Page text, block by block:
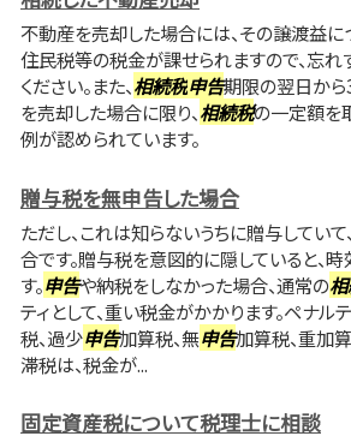
不動産を売却した場合には、その譲渡益
住民税等の税金が課せられますので、忘れ
ください。また、相続税申告期限の翌日か
を売却した場合に限り、相続税の一定額を
例が認められています。
贈与税を無申告した場合
ただし、これは知らないうちに贈与していて、
合です。贈与税を意図的に隠していると、
す。申告や納税をしなかった場合、通常の
ティとして、重い税金がかかります。ペナル
税、過少申告加算税、無申告加算税、重加
滞税は、税金が...
固定資産税について税理士に相談